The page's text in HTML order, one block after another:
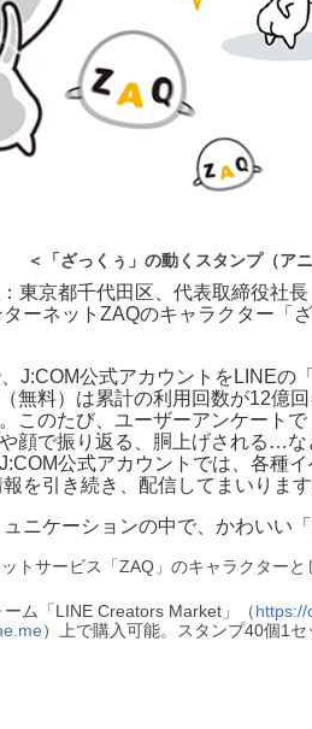
＜「ざっくぅ」の動くスタンプ（ア
東京都千代田区、代表取締役社
ーネットZAQのキャラクター「ざ
J:COM公式アカウントをLINE
無料）は累計の利用回数が12億
このたび、ユーザーアンケート
顔で振り返る、胴上げされる…
公式アカウントでは、各種
を引き続き、配信してまいります
ニケーションの中で、かわいい
トサービス「ZAQ」のキャラクター
ム「LINE Creators Market」（https://
）上で購入可能。スタンプ40個1セ